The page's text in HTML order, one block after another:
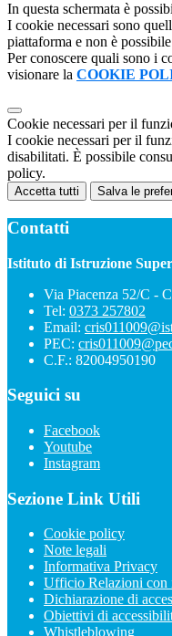
In questa schermata è
I cookie necessari sono
piattaforma e non è
Per conoscere quali sono i
visionare la COOKIE
Cookie necessari per il
I cookie necessari per il
disabilitati. È possibile
policy.
Accetta tutti Salva le
Contatti
Istituto di Istruzione
Via Piacenza 52/C -
Tel: 0373 257802
Email:
PEC:
C.F.: 82004950190
Seguici su
Facebook
Youtube
Instagram
Sezione Link Utili
Cookie policy
Note legali
Informativa Privacy
Ufficio Relazioni con
Dichiarazione di
Obiettivi di
Whistleblowing